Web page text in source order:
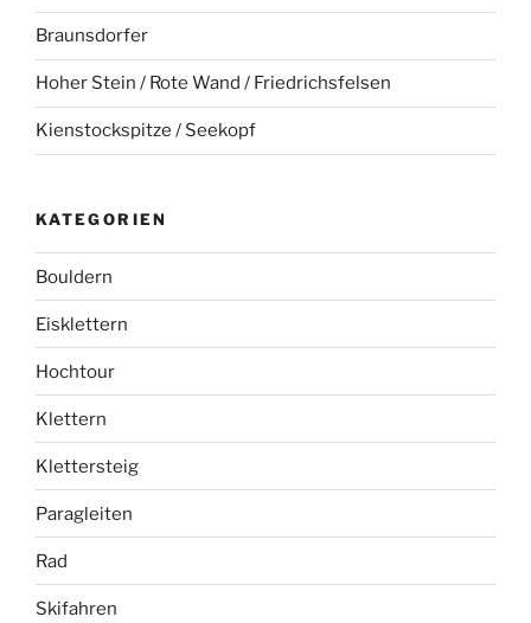
Braunsdorfer
Hoher Stein / Rote Wand / Friedrichsfelsen
Kienstockspitze / Seekopf
KATEGORIEN
Bouldern
Eisklettern
Hochtour
Klettern
Klettersteig
Paragleiten
Rad
Skifahren